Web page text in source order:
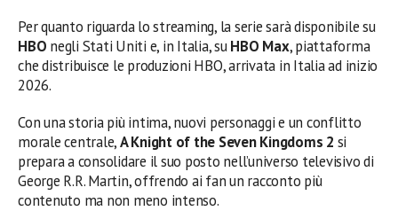
Per quanto riguarda lo streaming, la serie sarà disponibile su
HBO negli Stati Uniti e, in Italia, suHBO Max, piattaforma
che distribuisce le produzioni HBO, arrivata in Italia ad inizio
2026.
Con una storia più intima, nuovi personaggi e un conflitto
morale centrale,A Knight of the Seven Kingdoms 2 si
prepara a consolidare il suo posto nell’universo televisivo di
George R.R. Martin, offrendo ai fan un racconto più
contenuto ma non meno intenso.